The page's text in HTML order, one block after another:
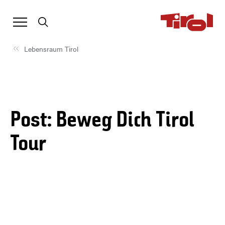
Lebensraum Tirol
Post: Beweg Dich Tirol
Tour